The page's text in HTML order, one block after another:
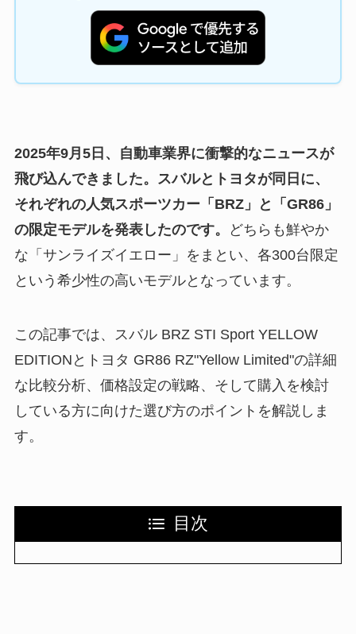
2025年9月5日、自動車業界に衝撃的なニュースが
飛び込んできました。スバルとトヨタが同日に、
それぞれの人気スポーツカー「BRZ」と「GR86」
の限定モデルを発表したのです。
どちらも鮮やか
な「サンライズイエロー」をまとい、各300台限定
という希少性の高いモデルとなっています。
この記事では、スバル BRZ STI Sport YELLOW
EDITIONとトヨタ GR86 RZ"Yellow Limited"の詳細
な比較分析、価格設定の戦略、そして購入を検討
している方に向けた選び方のポイントを解説しま
す。
目次